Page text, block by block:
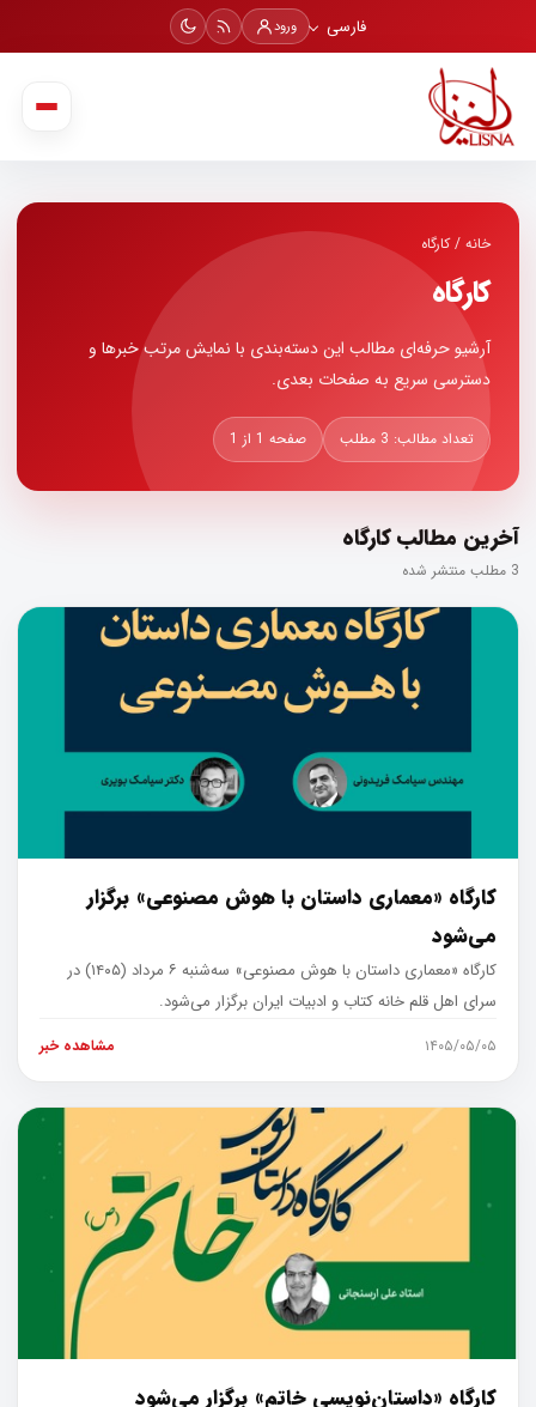
فارسی ورود
خانه /کارگاه
کارگاه
آرشیو حرفه‌ای مطالب این دسته‌بندی با نمایش مرتب خبرها و
دسترسی سریع به صفحات بعدی.
تعداد مطالب: 3 مطلب صفحه 1 از 1
آخرین مطالب کارگاه
3 مطلب منتشر شده
کارگاه «معماری داستان با هوش مصنوعی» برگزار
می‌شود
کارگاه «معماری داستان با هوش مصنوعی» سه‌شنبه ۶ مرداد (۱۴۰۵) در
سرای اهل قلم خانه کتاب و ادبیات ایران برگزار می‌شود.
۱۴۰۵/۰۵/۰۵ مشاهده خبر
کارگاه «داستان‌نویسی خاتم» برگزار می‌شود